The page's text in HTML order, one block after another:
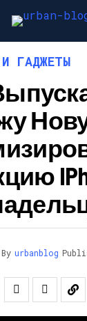
ГАДЖЕТЫ
By urbanblog